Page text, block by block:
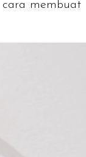
membuat